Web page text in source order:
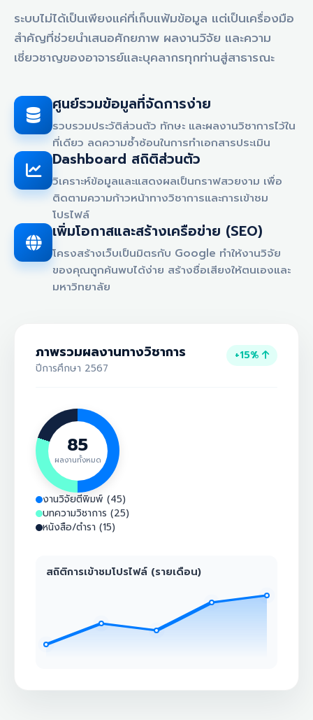
ระบบไม่ได้เป็นเพียงแค่ที่เก็บแฟ้มข้อมูล แต่เป็นเครื่องมือ
สำคัญที่ช่วยนำเสนอศักยภาพ ผลงานวิจัย และความ
เชี่ยวชาญของอาจารย์และบุคลากรทุกท่านสู่สาธารณะ
ศูนย์รวมข้อมูลที่จัดการง่าย
รวบรวมประวัติส่วนตัว ทักษะ และผลงานวิชาการไว้ใน
ที่เดียว ลดความซ้ำซ้อนในการทำเอกสารประเมิน
Dashboard สถิติส่วนตัว
วิเคราะห์ข้อมูลและแสดงผลเป็นกราฟสวยงาม เพื่อ
ติดตามความก้าวหน้าทางวิชาการและการเข้าชม
โปรไฟล์
เพิ่มโอกาสและสร้างเครือข่าย (SEO)
โครงสร้างเว็บเป็นมิตรกับ Google ทำให้งานวิจัย
ของคุณถูกค้นพบได้ง่าย สร้างชื่อเสียงให้ตนเองและ
มหาวิทยาลัย
ภาพรวมผลงานทางวิชาการ
ปีการศึกษา 2567
+15%
85
ผลงานทั้งหมด
งานวิจัยตีพิมพ์ (45)
บทความวิชาการ (25)
หนังสือ/ตำรา (15)
สถิติการเข้าชมโปรไฟล์ (รายเดือน)